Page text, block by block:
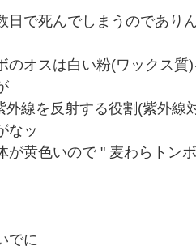
日で死んでしまうのであ
のオスは白い粉(ワックス
外線を反射する役割(紫外
なッ
が黄色いので " 麦わらトン
でに